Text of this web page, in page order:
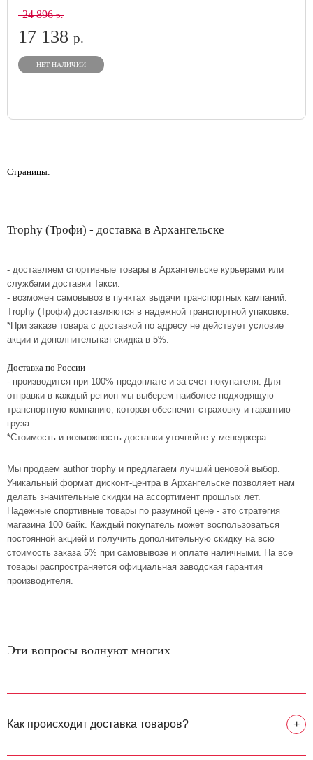
24 896р.
17 138 р.
НЕТ НАЛИЧИИ
Страницы:
Trophy (Трофи) - доставка в Архангельске
- доставляем спортивные товары в Архангельске курьерами или
службами доставки Такси.
- возможен самовывоз в пунктах выдачи транспортных кампаний.
Trophy (Трофи) доставляются в надежной транспортной упаковке.
*При заказе товара с доставкой по адресу не действует условие
акции и дополнительная скидка в 5%.
Доставка по России
- производится при 100% предоплате и за счет покупателя. Для
отправки в каждый регион мы выберем наиболее подходящую
транспортную компанию, которая обеспечит страховку и гарантию
груза.
*Стоимость и возможность доставки уточняйте у менеджера.
Мы продаем author trophy и предлагаем лучший ценовой выбор.
Уникальный формат дисконт-центра в Архангельске позволяет нам
делать значительные скидки на ассортимент прошлых лет.
Надежные спортивные товары по разумной цене - это стратегия
магазина 100 байк. Каждый покупатель может воспользоваться
постоянной акцией и получить дополнительную скидку на всю
стоимость заказа 5% при самовывозе и оплате наличными. На все
товары распространяется официальная заводская гарантия
производителя.
Эти вопросы волнуют многих
Как происходит доставка товаров? +